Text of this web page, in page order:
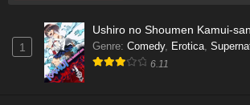
1
Ushiro no Shoumen Kamui-
Genre: Comedy, Erotica
6.11